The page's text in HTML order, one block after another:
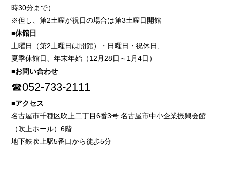
時30分まで）
※但し、第2土曜が祝日の場合は第3土曜日開館
■休館日
土曜日（第2土曜日は開館）・日曜日・祝休日、
夏季休館日、年末年始（12月28日～1月4日）
■お問い合わせ
☎052-733-2111
■アクセス
名古屋市千種区吹上二丁目6番3号 名古屋市中小企業振興会館
（吹上ホール）6階
地下鉄吹上駅5番口から徒歩5分